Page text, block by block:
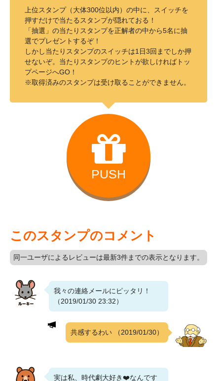
上位スタンプ（大体300位以内）の中に、スイッチを
押すだけで当たるスタンプが隠れておる！
「抽選」の当たりスタンプを正解者の中から5名に抽
選でプレゼントするぞ！
しかし当たりスタンプのスイッチは1日3回までしか押
せないぞ。当たりスタンプのヒントが欲しければトッ
プページへGO！
※取得済みのスタンプは受け取ることができません。
PUSH
このスタンプのコメント
同一ユーザによるレビューは最新3件までの表示となります。
我々の連絡メールにピッタリ！
（2019/01/30 23:32）
共感するわい （2019/01/30）
実は私、時代劇大好き❤️なんです